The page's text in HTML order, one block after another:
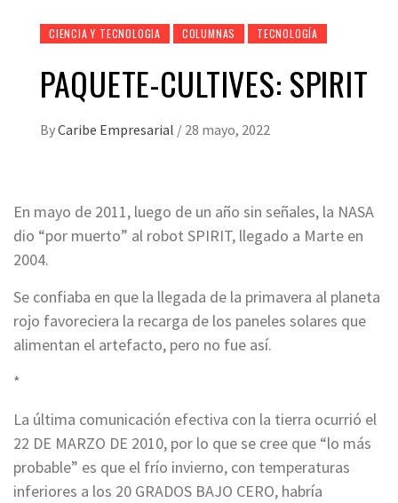
CIENCIA Y TECNOLOGIA COLUMNAS TECNOLOGÍA
PAQUETE-CULTIVES: SPIRIT
ByCaribe Empresarial / 28 mayo, 2022
En mayo de 2011, luego de un año sin señales, la NASA
dio “por muerto” al robot SPIRIT, llegado a Marte en
2004.
Se confiaba en que la llegada de la primavera al planeta
rojo favoreciera la recarga de los paneles solares que
alimentan el artefacto, pero no fue así.
*
La última comunicación efectiva con la tierra ocurrió el
22 DE MARZO DE 2010, por lo que se cree que “lo más
probable” es que el frío invierno, con temperaturas
inferiores a los 20 GRADOS BAJO CERO, habría